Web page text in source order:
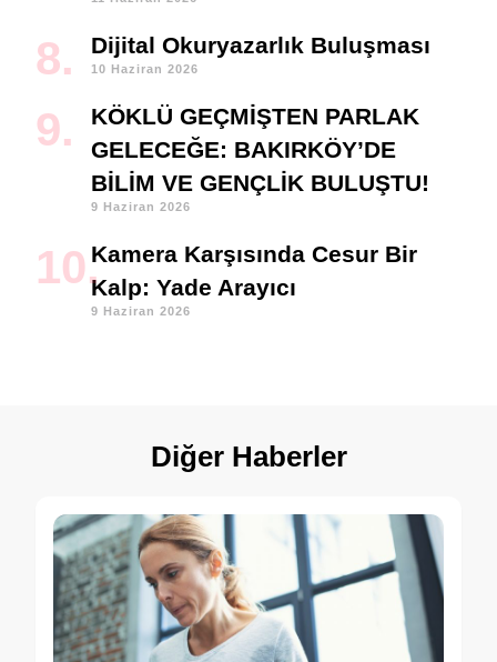
Dijital Okuryazarlık Buluşması
10 Haziran 2026
KÖKLÜ GEÇMİŞTEN PARLAK
GELECEĞE: BAKIRKÖY’DE
BİLİM VE GENÇLİK BULUŞTU!
9 Haziran 2026
Kamera Karşısında Cesur Bir
Kalp: Yade Arayıcı
9 Haziran 2026
Diğer Haberler